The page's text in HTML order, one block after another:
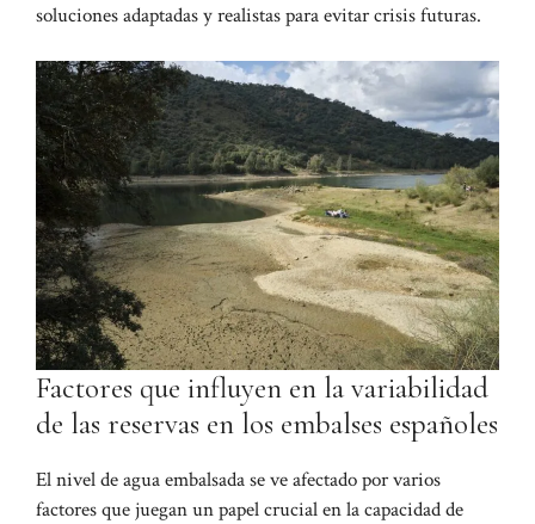
soluciones adaptadas y realistas para evitar crisis futuras.
Factores que influyen en la variabilidad
de las reservas en los embalses españoles
El nivel de agua embalsada se ve afectado por varios
factores que juegan un papel crucial en la capacidad de